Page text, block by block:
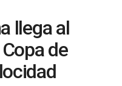
llega al
de